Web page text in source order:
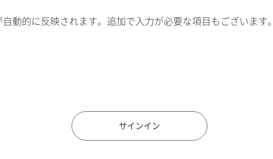
住所検索
動的に反映されます。追加で入力が必要な項目もございます。
サインイン